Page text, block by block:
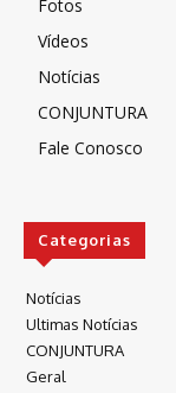
Fotos
Vídeos
Notícias
CONJUNTURA
Fale Conosco
Categorias
Notícias
Ultimas Notícias
CONJUNTURA
Geral